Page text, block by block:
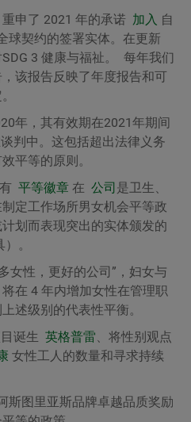
重申了 2021 年的承诺 加入 自
球契约的签署实体。在更新
SDG 3 健康与福祉。 每年我们
该报告反映了年度报告和可
年，其有效期在2021年期间
判中。这包括超出法律义务
平等的原则。
平等徽章 在 公司 是卫生、
定工作场所男女机会平等政
划而表现突出的实体颁发的
。
女性，更好的公司 ”，妇女与
在 4 年内增加女性在管理职
述级别的代表性平衡。
诞生 英格普雷、将性别观点
女性工人的数量和寻求持续
斯图里亚斯品牌卓越品质奖励